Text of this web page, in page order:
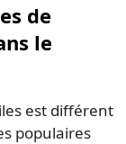
de
le
est différent
populaires